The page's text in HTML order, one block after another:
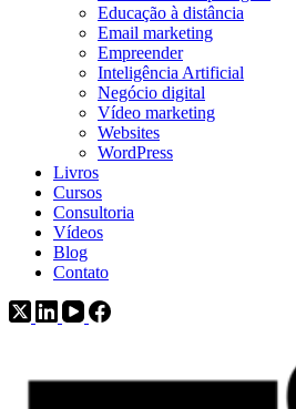
Educação à distância
Email marketing
Empreender
Inteligência Artificial
Negócio digital
Vídeo marketing
Websites
WordPress
Livros
Cursos
Consultoria
Vídeos
Blog
Contato